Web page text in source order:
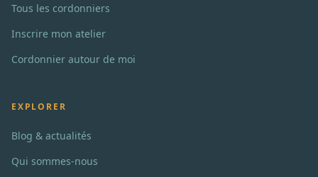
Tous les cordonniers
Inscrire mon atelier
Cordonnier autour de moi
EXPLORER
Blog & actualités
Qui sommes-nous